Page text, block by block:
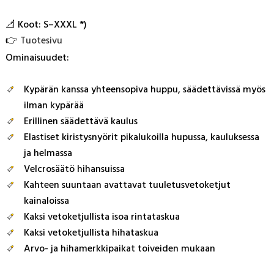
📐 Koot: S–XXXL *)
👉 Tuo­te­si­vu
Omi­nai­suu­det:
Kypärän kanssa yhteensopiva huppu, säädettävissä myös
ilman kypärää
Erillinen säädettävä kaulus
Elastiset kiristysnyörit pikalukoilla hupussa, kauluksessa
ja helmassa
Velcrosäätö hihansuissa
Kahteen suuntaan avattavat tuuletusvetoketjut
kainaloissa
Kaksi vetoketjullista isoa rintataskua
Kaksi vetoketjullista hihataskua
Arvo- ja hihamerkkipaikat toiveiden mukaan